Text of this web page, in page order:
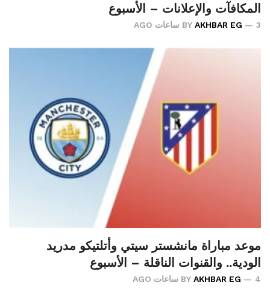
المكافآت والإعلانات – الأسبوع
BY AKHBAR EG 3 ساعات AGO
موعد مباراة مانشستر سيتي وأتلتيكو مدريد
الودية.. والقنوات الناقلة – الأسبوع
BY AKHBAR EG 4 ساعات AGO